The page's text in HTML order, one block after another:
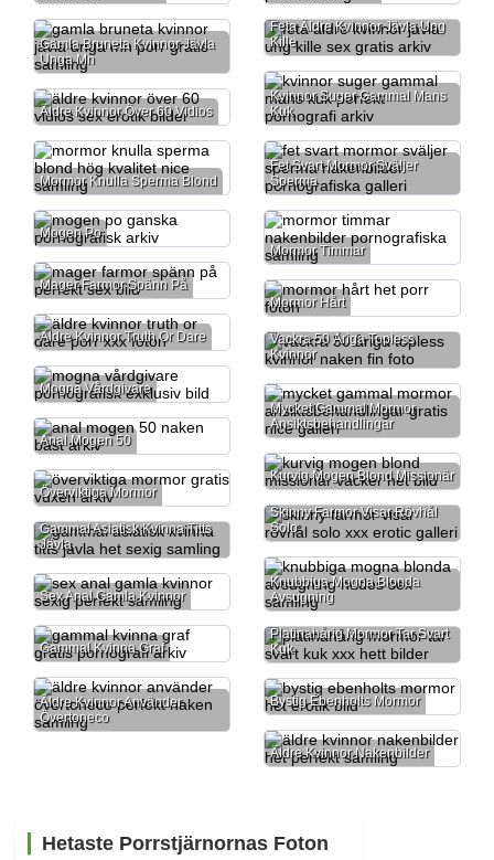
Gamla Bruneta Kvinnor Jävla
Unga Mn
Feta Äldre Kvinnor Jävla Ung
Kille
Kvinnor Suger Gammal Mans
Kuk
Äldre Kvinnor Över 60 Vidios
Mormor Knulla Sperma Blond
Fet Svart Mormor Sväljer
Sperma
Mogen Po
Mormor Timmar
Mager Farmor Spänn På
Mormor Hårt
Äldre Kvinnor Truth Or Dare
Vackra 50 Åriga Topless
Kvinnor
Mogna Vårdgivare
Mycket Gammal Mormor
Ansiktsbehandlingar
Anal Mogen 50
Kurvig Mogen Blond Missionär
Överviktiga Mormor
Skinny Farmor Visar Rövhål
Solo
Gammal Asiatisk Kvinna Titts
Jävla
Knubbiga Mogna Blonda
Avsugning
Sex Anal Gamla Kvinnor
Gammal Kvinna Graf
Platinahårig Mormor Tar Svart
Kuk
Äldre Kvinnor Använder
Övertoneco
Bystig Ebenholts Mormor
Äldre Kvinnor Nakenbilder
Hetaste Porrstjärnornas Foton